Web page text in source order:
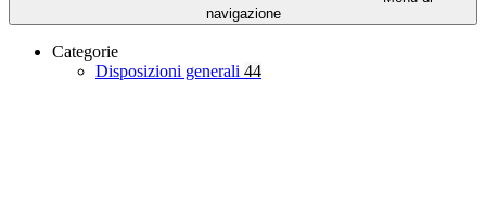
navigazione
Categorie
Disposizioni generali 44